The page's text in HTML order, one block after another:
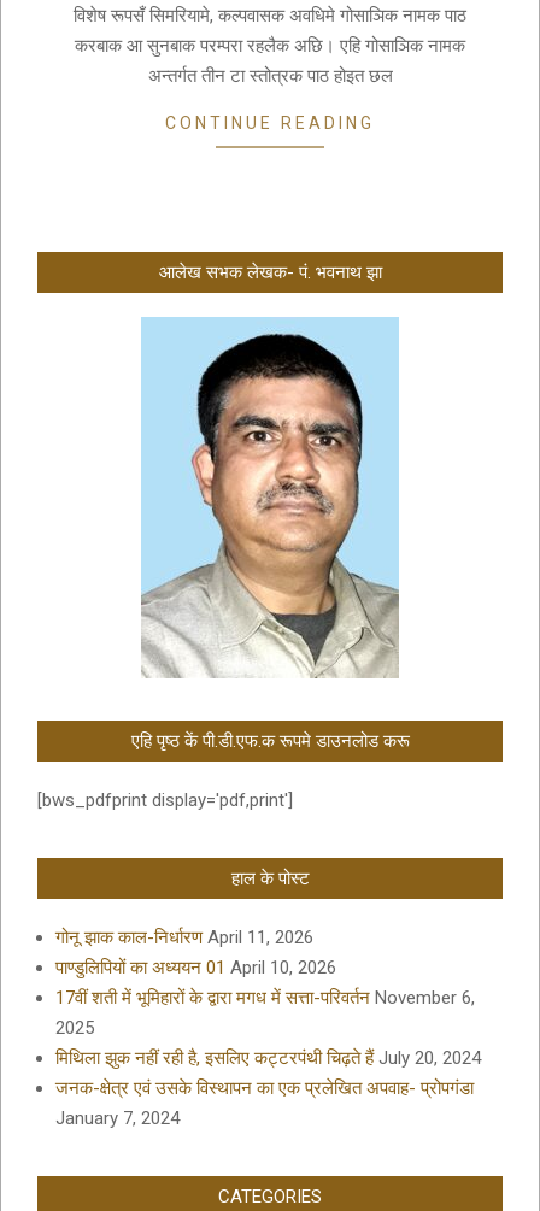
विशेष रूपसँ सिमरियामे, कल्पवासक अवधिमे गोसाञिक नामक पाठ
करबाक आ सुनबाक परम्परा रहलैक अछि। एहि गोसाञिक नामक
अन्तर्गत तीन टा स्तोत्रक पाठ होइत छल
CONTINUE READING
आलेख सभक लेखक- पं. भवनाथ झा
एहि पृष्ठ कें पी.डी.एफ.क रूपमे डाउनलोड करू
[bws_pdfprint display='pdf,print']
हाल के पोस्ट
गोनू झाक काल-निर्धारण April 11, 2026
पाण्डुलिपियों का अध्ययन 01 April 10, 2026
17वीं शती में भूमिहारों के द्वारा मगध में सत्ता-परिवर्तन November 6,
2025
मिथिला झुक नहीं रही है, इसलिए कट्टरपंथी चिढ़ते हैं July 20, 2024
जनक-क्षेत्र एवं उसके विस्थापन का एक प्रलेखित अपवाह- प्रोपगंडा
January 7, 2024
CATEGORIES